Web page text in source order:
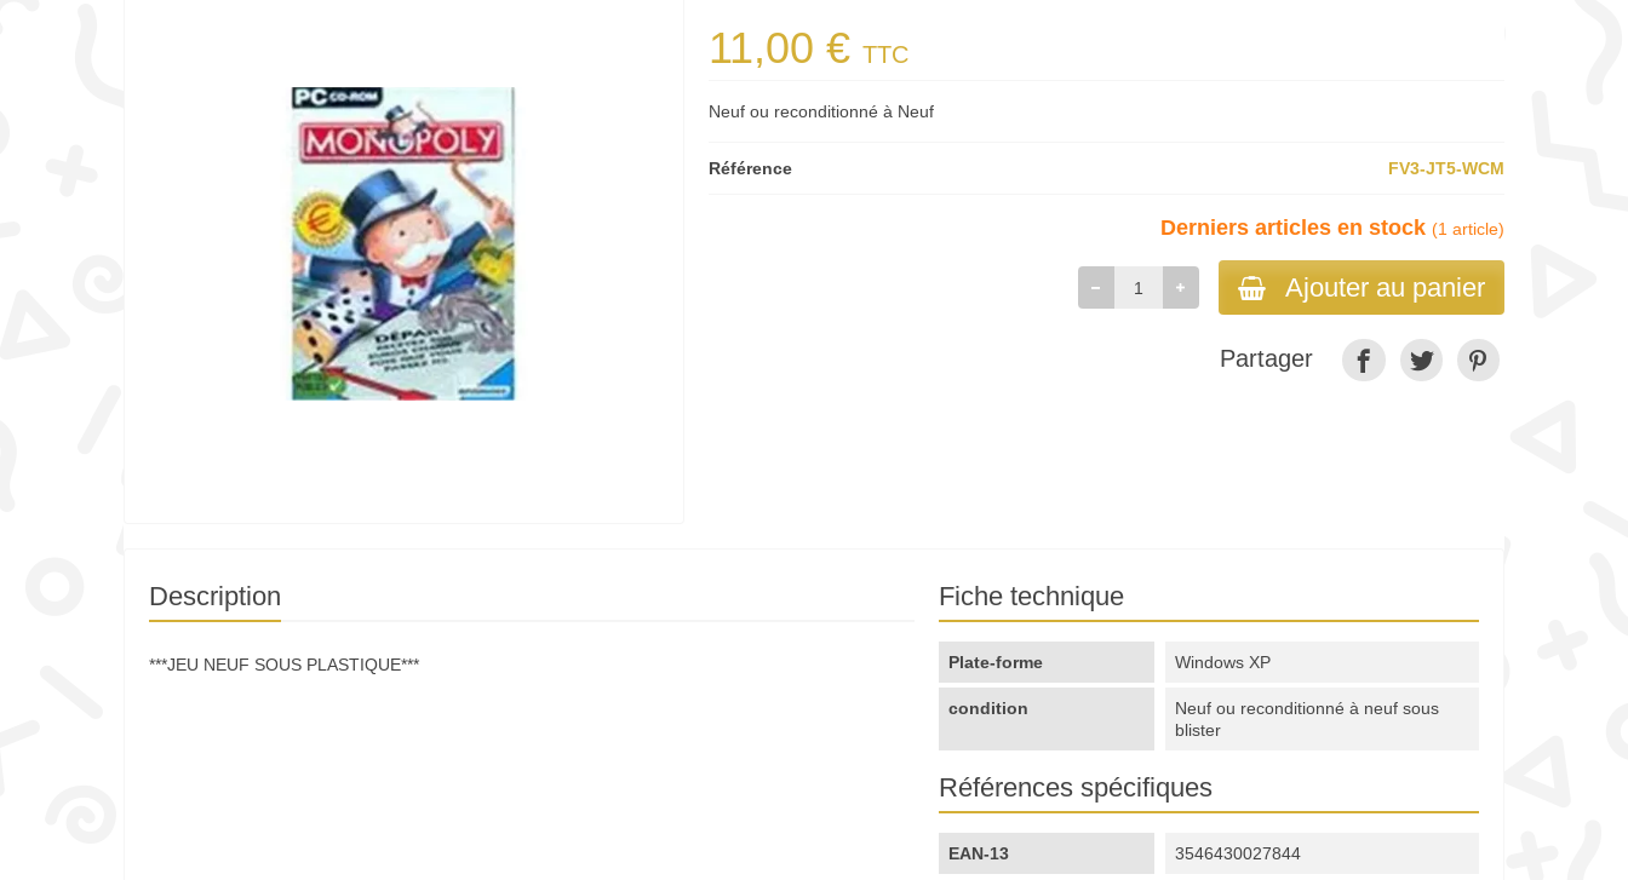
11,00 €TTC
Neuf ou reconditionné à Neuf
Référence FV3-JT5-WCM
Derniers articles en stock (1 article)
Ajouter au panier
Partager
Description
***JEU NEUF SOUS PLASTIQUE***
Fiche technique
Plate-forme Windows XP
condition
Neuf ou reconditionné à neuf sous
blister
Références spécifiques
EAN-13 3546430027844